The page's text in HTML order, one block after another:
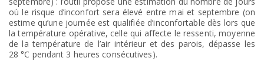
où le risque d’inconfort sera élevé entre mai et septembre (on
estime qu’une journée est qualifiée d’inconfortable dès lors que
la température opérative, celle qui affecte le ressenti, moyenne
de la température de l’air intérieur et des parois, dépasse les
28 °C pendant 3 heures consécutives).